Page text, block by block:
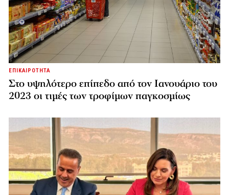
ΕΠΙΚΑΙΡΟΤΗΤΑ
Στο υψηλότερο επίπεδο από τον Ιανουάριο του
2023 οι τιμές των τροφίμων παγκοσμίως